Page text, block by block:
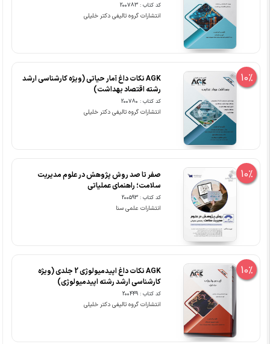
کد کتاب : 200783
انتشارات گروه تالیفی دکتر خلیلی
10%
‏AGK نکات داغ آمار حیاتی (ویژه کارشناسی ارشد
رشته اقتصاد بهداشت)
کد کتاب : 200780
انتشارات گروه تالیفی دکتر خلیلی
10%
صفر تا صد روش پژوهش در علوم مدیریت
سلامت؛ راهنمای عملیاتی
کد کتاب : 200593
انتشارات علمی سنا
10%
AGK نکات داغ اپیدمیولوژی 2 جلدی (ویژه
کارشناسی ارشد رشته اپیدمیولوژی)
کد کتاب : 200449
انتشارات گروه تالیفی دکتر خلیلی